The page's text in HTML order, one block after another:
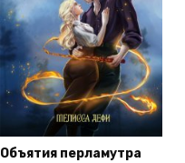
Объятия перламутра